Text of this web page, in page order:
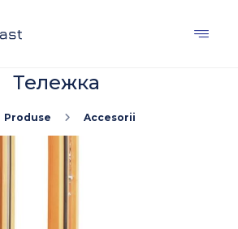
Тележка
Produse Accesorii